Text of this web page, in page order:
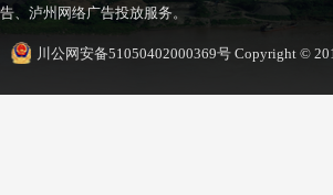
告、泸州网络广告投放服务。
川公网安备51050402000369号 Copyright ©